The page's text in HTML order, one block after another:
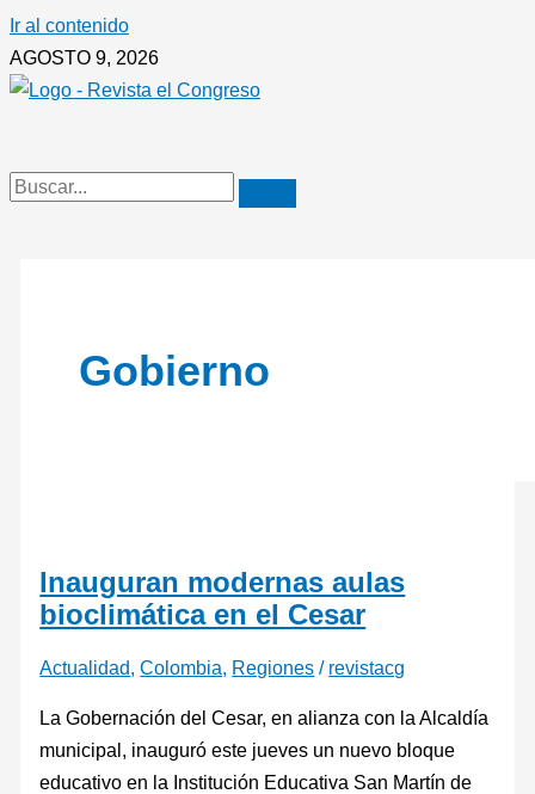
Ir al contenido
AGOSTO 9, 2026
Gobierno
Inauguran modernas aulas
bioclimática en el Cesar
Actualidad,Colombia, Regiones / revistacg
La Gobernación del Cesar, en alianza con la Alcaldía
municipal, inauguró este jueves un nuevo bloque
educativo en la Institución Educativa San Martín de